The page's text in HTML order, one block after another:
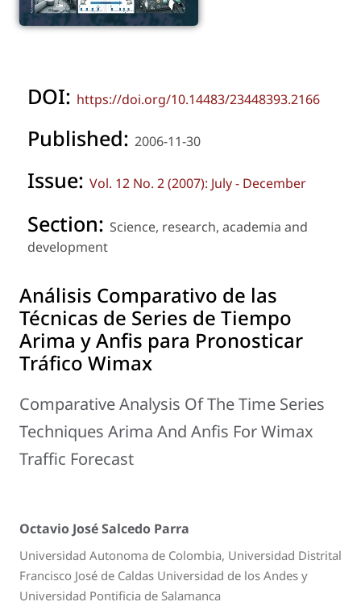
DOI: https://doi.org/10.14483/23448393.2166
Published: 2006-11-30
Issue: Vol. 12 No. 2 (2007): July - December
Section: Science, research, academia and
development
Análisis Comparativo de las
Técnicas de Series de Tiempo
Arima y Anfis para Pronosticar
Tráfico Wimax
Comparative Analysis Of The Time Series
Techniques Arima And Anfis For Wimax
Traffic Forecast
Octavio José Salcedo Parra
Universidad Autonoma de Colombia, Universidad Distrital
Francisco José de Caldas Universidad de los Andes y
Universidad Pontificia de Salamanca